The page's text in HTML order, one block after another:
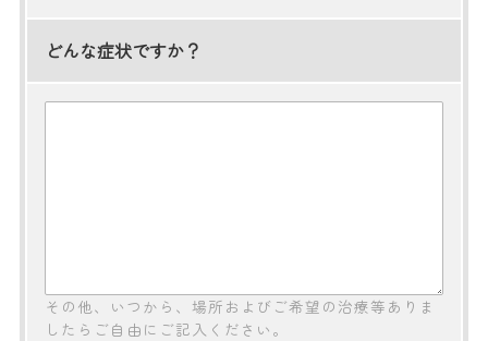
どんな症状ですか？
その他、いつから、場所およびご希望の治療等ありま
したらご自由にご記入ください。